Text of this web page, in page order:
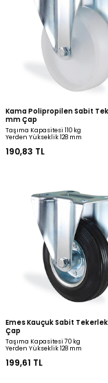
Kama Polipropilen
mm Çap